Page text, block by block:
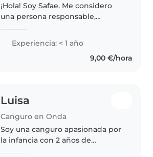
¡Hola! Soy Safae. Me considero
una persona responsable,
tranquila. Desde siempre me
han encantado los niños y
disfruto mucho jugando con
Experiencia: < 1 año
9,00 €/hora
Luisa
Canguro en Onda
Soy una canguro apasionada por
la infancia con 2 años de